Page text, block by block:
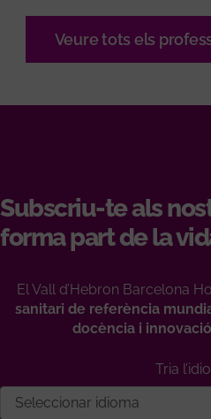
Veure tots els
Subscriu-te als
forma part de la
El Vall d’Hebron Barcelona
sanitari de referència
docència i
Tria